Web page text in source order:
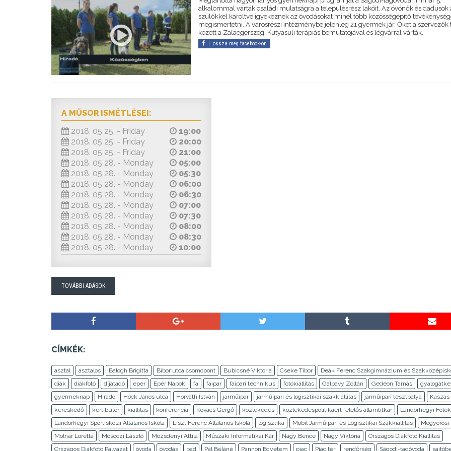
alkalommal várták családi mulatságra a településrész lakóit. Az óvónők és dadusok
szülőkkel karöltve igyekeznek az óvodásokat minél több közösségépítő
megismertetni. A városrészi intézménybe jelenleg 21 gyermek jár. Őket a szervezők
között a Zalaegerszegi Kutyasuli terápiás bemutatójával és légvárral várták.
ossza meg facebook-on
A MŰSOR ISMÉTLÉSEI:
2018. 05 25. - Friday
19:00
2018. 05 25. - Friday
20:00
2018. 05 25. - Friday
21:00
2018. 05 28. - Monday
05:00
2018. 05 28. - Monday
05:30
2018. 05 28. - Monday
06:00
2018. 05 28. - Monday
06:30
2018. 05 28. - Monday
07:00
2018. 05 28. - Monday
07:30
2018. 05 28. - Monday
08:00
2018. 05 28. - Monday
08:30
2018. 05 28. - Monday
10:00
TOVÁBBI ADÁSOK
CÍMKÉK:
asztal asztalos Balogh Brigitta Bíbor utca csomópont Bubicsné Viktória Cseke Tibor
Deák Ferenc Szakgimnázium és
diák
diákfotó díjátadó eper Eper Napok fa faipar faipari technikus fotókiállítás Galbavy Zoltán Gedeon Tamás
gyermeknap
Híradó Hock János utca Horváth István járműipar járműipari és logisztikai szakkiállítás járműipari tesztpálya
Kaszás
kereskedő
kertibútor kiállítás konferencia Kovács Gergő közlekedés közlekedéspolitikáért felelős államtitkár
Landorhegyi
Landorhegyi Sportiskolai Általános Iskola
Liszt Ferenc Általános Iskola logisztika Mobil Járműipari és Logisztikai Szakkiállítás
Mogyorósi
Molnár Loretta
Mosóczi László Mozsdényi Attila Műszaki Informatikai Kar Nagy Bence Nagy Viktória
Országos Diákfotó Kiállítás
Országos Diákfotó Pályázat
óvoda óvodás pad Pál Béláné Pannon Egyetem piac Piac tér rendőrség Ságodi-tagóvoda